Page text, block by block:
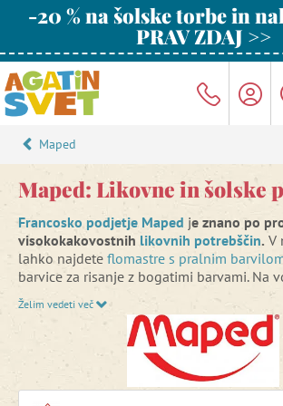
-20 % na šolske torbe in
PRAV ZDAJ >>
Maped
Maped: Likovne in šolske
Francosko podjetje Maped je znano po
visokokakovostnih likovnih potrebščin. V
lahko najdete flomastre s pralnim
barvice za risanje z bogatimi barvami. Na
razmazljive
, voščenke,
krede,oljni pastelis popolno barvno
različne otroške in umetniške škarje.
poskrbeli za odlično zabavo za vas in vaše
svojim umetninam živahne barve, ki jih je
nanašati brez velikega pritiska nabarvice.
Želim vedeti več